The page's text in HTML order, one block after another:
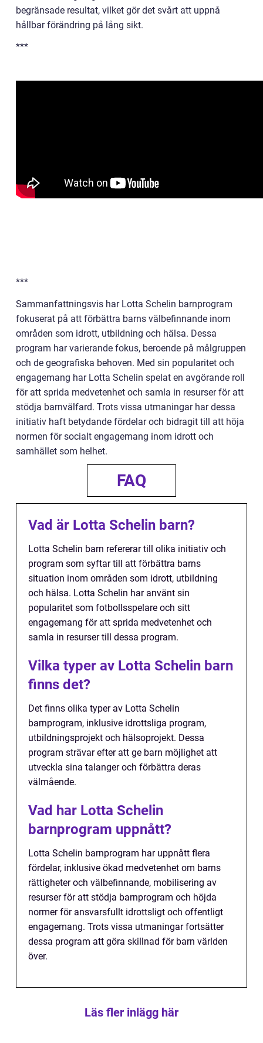
begränsade resultat, vilket gör det svårt att uppnå
hållbar förändring på lång sikt.
***
***
Sammanfattningsvis har Lotta Schelin barnprogram
fokuserat på att förbättra barns välbefinnande inom
områden som idrott, utbildning och hälsa. Dessa
program har varierande fokus, beroende på målgruppen
och de geografiska behoven. Med sin popularitet och
engagemang har Lotta Schelin spelat en avgörande roll
för att sprida medvetenhet och samla in resurser för att
stödja barnvälfard. Trots vissa utmaningar har dessa
initiativ haft betydande fördelar och bidragit till att höja
normen för socialt engagemang inom idrott och
samhället som helhet.
FAQ
Vad är Lotta Schelin barn?
Lotta Schelin barn refererar till olika initiativ och
program som syftar till att förbättra barns
situation inom områden som idrott, utbildning
och hälsa. Lotta Schelin har använt sin
popularitet som fotbollsspelare och sitt
engagemang för att sprida medvetenhet och
samla in resurser till dessa program.
Vilka typer av Lotta Schelin barn
finns det?
Det finns olika typer av Lotta Schelin
barnprogram, inklusive idrottsliga program,
utbildningsprojekt och hälsoprojekt. Dessa
program strävar efter att ge barn möjlighet att
utveckla sina talanger och förbättra deras
välmående.
Vad har Lotta Schelin
barnprogram uppnått?
Lotta Schelin barnprogram har uppnått flera
fördelar, inklusive ökad medvetenhet om barns
rättigheter och välbefinnande, mobilisering av
resurser för att stödja barnprogram och höjda
normer för ansvarsfullt idrottsligt och offentligt
engagemang. Trots vissa utmaningar fortsätter
dessa program att göra skillnad för barn världen
över.
Läs fler inlägg här